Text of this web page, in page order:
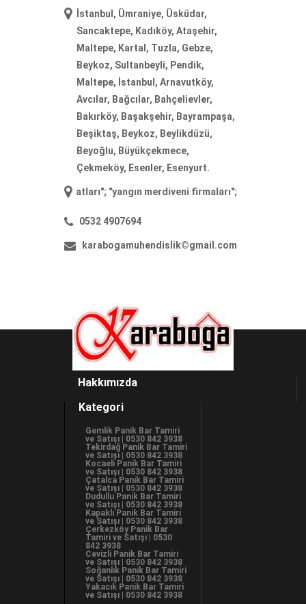
İstanbul, Ümraniye, Üsküdar,
Sancaktepe, Kadıköy, Ataşehir,
Maltepe, Kartal, Tuzla, Gebze,
Beykoz, Sultanbeyli, Pendik,
Maltepe, İstanbul, Arnavutköy,
Avcılar, Bağcılar, Bahçelievler,
Bakırköy, Başakşehir, Bayrampaşa,
Beşiktaş, Beykoz, Beylikdüzü,
Beyoğlu, Büyükçekmece,
Çekmeköy, Esenler, Esenyurt.
yangın merdiveni firmaları"; "yangın merdiveni imalatı
0532 4907694
karabogamuhendislik©gmail.com
Hakkımızda
Kategori
Gemlik Panik Bar Tamiri
ve Satışı | 0530 842 3938
Tekirdağ Panik Bar Tamiri
ve Satışı | 0530 842 3938
Kocaeli Panik Bar Tamiri
ve Satışı | 0530 842 3938
Çatalca Panik Bar Tamiri
ve Satışı | 0530 842 3938
Dudullu Panik Bar Tamiri
ve Satışı | 0530 842 3938
Kapaklı Panik Bar Tamiri
ve Satışı | 0530 842 3938
Çerkezköy Panik Bar
Tamiri ve Satışı | 0530
842 3938
Cevizli Panik Bar Tamiri
ve Satışı | 0530 842 3938
Soğanlık Panik Bar Tamiri
ve Satışı | 0530 842 3938
Yakacık Panik Bar Tamiri
ve Satışı | 0530 842 3938